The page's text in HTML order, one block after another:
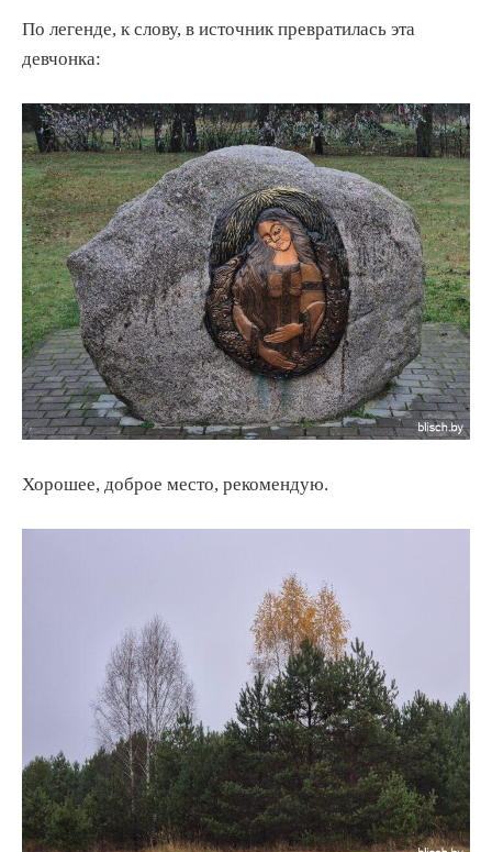
По легенде, к слову, в источник превратилась эта
девчонка:
Хорошее, доброе место, рекомендую.